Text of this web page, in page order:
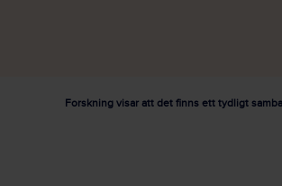
Forskning visar att det finns ett tydligt